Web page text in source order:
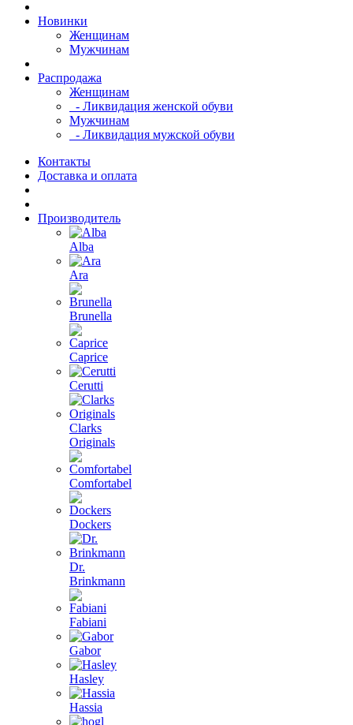
Новинки
Женщинам
Мужчинам
Распродажа
Женщинам
- Ликвидация женской обуви
Мужчинам
- Ликвидация мужской обуви
Контакты
Доставка и оплата
Производитель
Alba
Ara
Brunella
Caprice
Cerutti
Clarks
Originals
Comfortabel
Dockers
Dr.
Brinkmann
Fabiani
Gabor
Hasley
Hassia